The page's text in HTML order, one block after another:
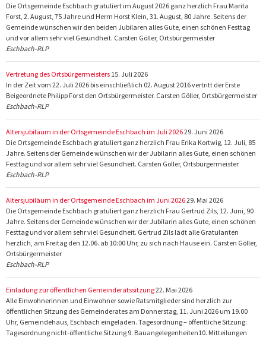
Die Ortsgemeinde Eschbach gratuliert im August 2026 ganz herzlich Frau Marita
Forst, 2. August, 75 Jahre und Herrn Horst Klein, 31. August, 80 Jahre. Seitens der
Gemeinde wünschen wir den beiden Jubilaren alles Gute, einen schönen Festtag
und vor allem sehr viel Gesundheit. Carsten Göller, Ortsbürgermeister
Eschbach-RLP
Vertretung des Ortsbürgermeisters 15. Juli 2026
In der Zeit vom 22. Juli 2026 bis einschließlich 02. August 2016 vertritt der Erste
Beigeordnete Philipp Forst den Ortsbürgermeister. Carsten Göller, Ortsbürgermeister
Eschbach-RLP
Altersjubiläum in der Ortsgemeinde Eschbach im Juli 202629. Juni 2026
Die Ortsgemeinde Eschbach gratuliert ganz herzlich Frau Erika Kortwig, 12. Juli, 85
Jahre. Seitens der Gemeinde wünschen wir der Jubilarin alles Gute, einen schönen
Festtag und vor allem sehr viel Gesundheit. Carsten Göller, Ortsbürgermeister
Eschbach-RLP
Altersjubiläum in der Ortsgemeinde Eschbach im Juni 202629. Mai 2026
Die Ortsgemeinde Eschbach gratuliert ganz herzlich Frau Gertrud Zils, 12. Juni, 90
Jahre. Seitens der Gemeinde wünschen wir der Jubilarin alles Gute, einen schönen
Festtag und vor allem sehr viel Gesundheit. Gertrud Zils lädt alle Gratulanten
herzlich, am Freitag den 12.06. ab 10:00 Uhr, zu sich nach Hause ein. Carsten Göller,
Ortsbürgermeister
Eschbach-RLP
Einladung zur öffentlichen Gemeinderatssitzung22. Mai 2026
Alle Einwohnerinnen und Einwohner sowie Ratsmitglieder sind herzlich zur
öffentlichen Sitzung des Gemeinderates am Donnerstag, 11. Juni 2026 um 19.00
Uhr, Gemeindehaus, Eschbach eingeladen. Tagesordnung – öffentliche Sitzung:
Tagesordnung nicht-öffentliche Sitzung 9. Bauangelegenheiten10. Mitteilungen